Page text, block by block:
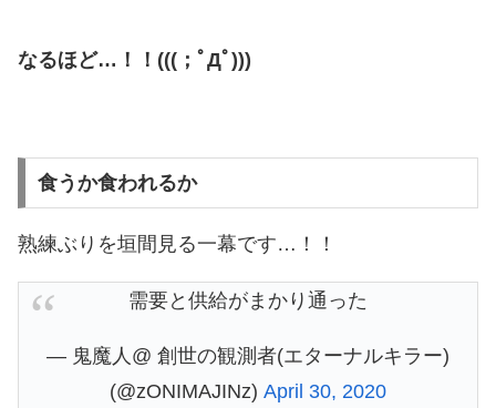
なるほど…！！(((；ﾟДﾟ)))
食うか食われるか
熟練ぶりを垣間見る一幕です…！！
需要と供給がまかり通った
— 鬼魔人@ 創世の観測者(エターナルキラー)
(@zONIMAJINz) April 30, 2020